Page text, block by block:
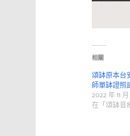
相關
頌缽原本台
師單缽證照
2022 年 11
在「頌缽音